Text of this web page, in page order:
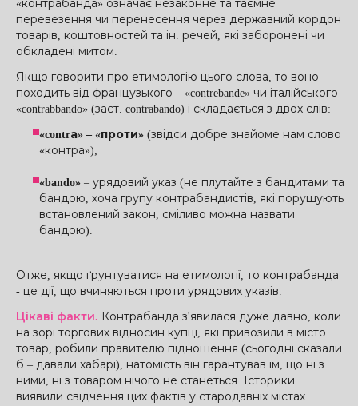
«контрабанда» означає незаконне та таємне
перевезення чи перенесення через державний кордон
товарів, коштовностей та ін. речей, які заборонені чи
обкладені митом.
Якщо говорити про етимологію цього слова, то воно
походить від французького – «contrebande» чи італійського
«contrabbando» (заст. contrabando) і складається з двох слів:
«contrа» – «проти» (звідси добре знайоме нам слово
«контра»);
«bando» – урядовий указ (не плутайте з бандитами та
бандою, хоча групу контрабандистів, які порушують
встановлений закон, сміливо можна назвати
бандою).
Отже, якщо ґрунтуватися на етимології, то контрабанда
- це дії, що вчиняються проти урядових указів.
Цікаві факти. Контрабанда з'явилася дуже давно, коли
на зорі торгових відносин купці, які привозили в місто
товар, робили правителю підношення (сьогодні сказали
б – давали хабарі), натомість він гарантував їм, що ні з
ними, ні з товаром нічого не станеться. Історики
виявили свідчення цих фактів у стародавніх містах